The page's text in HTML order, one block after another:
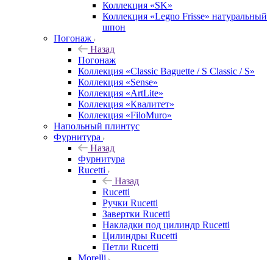
Коллекция «SK»
Коллекция «Legno Frisse» натуральный
шпон
Погонаж
Назад
Погонаж
Коллекция «Classic Baguette / S Classic / S»
Коллекция «Sense»
Коллекция «ArtLite»
Коллекция «Квалитет»
Коллекция «FiloMuro»
Напольный плинтус
Фурнитура
Назад
Фурнитура
Rucetti
Назад
Rucetti
Ручки Rucetti
Завертки Rucetti
Накладки под цилиндр Rucetti
Цилиндры Rucetti
Петли Rucetti